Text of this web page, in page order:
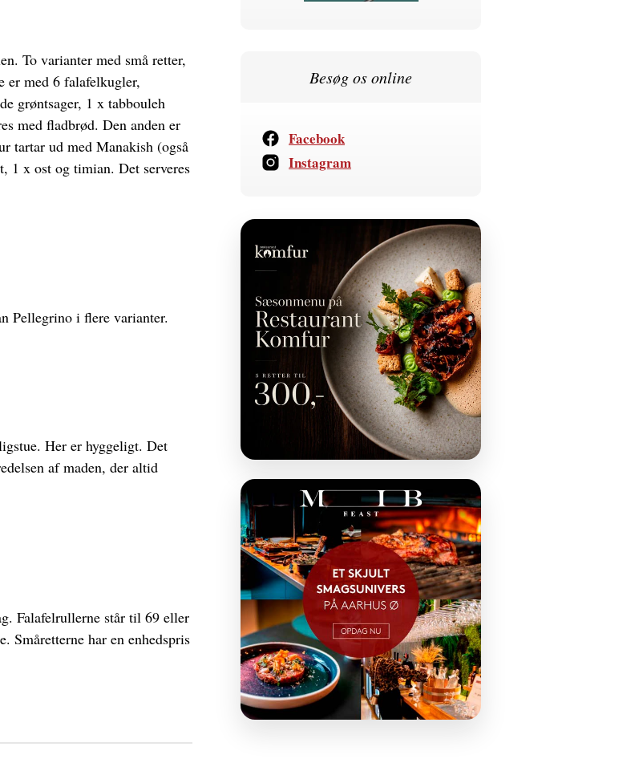
To varianter med små retter,
er med 6 falafelkugler,
grøntsager, 1 x tabbouleh
med fladbrød. Den anden er
tartar ud med Manakish (også
1 x ost og timian. Det serveres
Pellegrino i flere varianter.
Her er hyggeligt. Det
af maden, der altid
Falafelrullerne står til 69 eller
Småretterne har en enhedspris
Besøg os online
Facebook
Instagram